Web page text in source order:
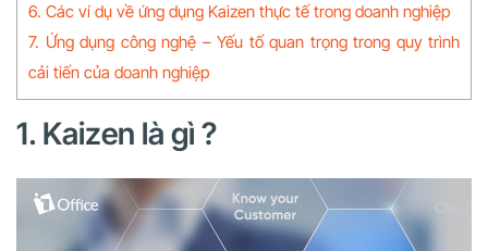
6. Các ví dụ về ứng dụng Kaizen thực tế trong doanh nghiệp
7. Ứng dụng công nghệ – Yếu tố quan trọng trong quy trình
cải tiến của doanh nghiệp
1. Kaizen là gì ?